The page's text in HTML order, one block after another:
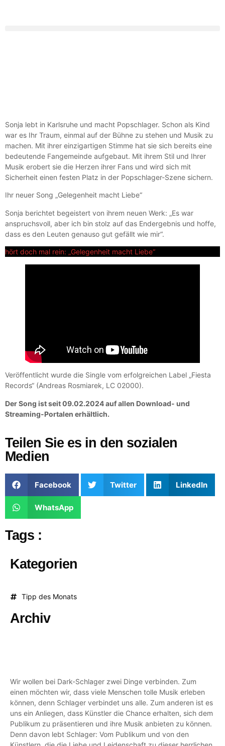
Sonja lebt in Karlsruhe und macht Popschlager. Schon als Kind
war es Ihr Traum, einmal auf der Bühne zu stehen und Musik zu
machen. Mit ihrer einzigartigen Stimme hat sie sich bereits eine
bedeutende Fangemeinde aufgebaut. Mit ihrem Stil und Ihrer
Musik erobert sie die Herzen ihrer Fans und wird sich mit
Sicherheit einen festen Platz in der Popschlager-Szene sichern.
Ihr neuer Song „Gelegenheit macht Liebe“
Sonja berichtet begeistert von ihrem neuen Werk: „Es war
anspruchsvoll, aber ich bin stolz auf das Endergebnis und hoffe,
dass es den Leuten genauso gut gefällt wie mir“.
hört doch mal rein: „Gelegenheit macht Liebe“
Veröffentlicht wurde die Single vom erfolgreichen Label „Fiesta
Records“ (Andreas Rosmiarek, LC 02000).
Der Song ist seit 09.02.2024 auf allen Download- und
Streaming-Portalen erhältlich.
Teilen Sie es in den sozialen
Medien
Facebook Twitter LinkedIn
WhatsApp
Tags :
Kategorien
Tipp des Monats
Archiv
Wir wollen bei Dark-Schlager zwei Dinge verbinden. Zum
einen möchten wir, dass viele Menschen tolle Musik erleben
können, denn Schlager verbindet uns alle. Zum anderen ist es
uns ein Anliegen, dass Künstler die Chance erhalten, sich dem
Publikum zu präsentieren und ihre Musik anbieten zu können.
Denn davon lebt Schlager: Vom Publikum und von den